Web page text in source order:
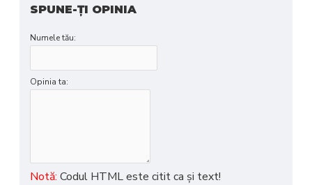
SPUNE-ŢI OPINIA
Numele tău:
Opinia ta:
Notă: Codul HTML este citit ca şi text!